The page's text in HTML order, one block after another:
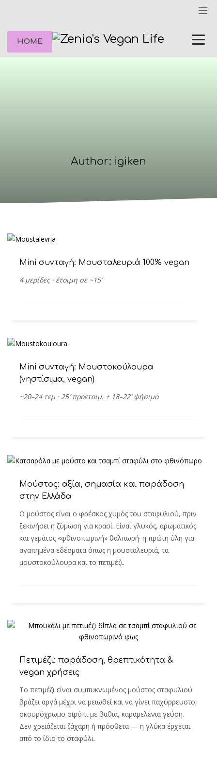
HOME
Author: igiken
Mini συνταγή: Μουσταλευριά 100% vegan
4 μερίδες · έτοιμη σε ~15′
Μini συνταγή: Μουστοκούλουρα
(νηστίσιμα, vegan)
~20–24 τεμ · 25′ προετοιμ. + 18–22′ ψήσιμο
Μούστος: αξία, σημασία και παράδοση
στην Ελλάδα
Ο μούστος είναι ο φρέσκος χυμός του σταφυλιού, πριν
ξεκινήσει η ζύμωση για κρασί. Είναι γλυκός, αρωματικός
και γεμάτος «φθινοπωρινή» θαλπωρή· η πρώτη ύλη για
αγαπημένα εδέσματα όπως η μουσταλευριά, τα
μουστοκούλουρα και το πετιμέζι.
Πετιμέζι: παράδοση, θρεπτικότητα &
vegan χρήσεις
Το πετιμέζι είναι συμπυκνωμένος μούστος σταφυλιού·
βράζει αργά μέχρι να μειωθεί και να γίνει παχύρρευστο,
σκουρόχρωμο σιρόπι με βαθιά, καραμελένια γεύση.
Δεν χρειάζεται ζάχαρη ή πρόσθετα — η γλύκα έρχεται
από το ίδιο το σταφύλι.